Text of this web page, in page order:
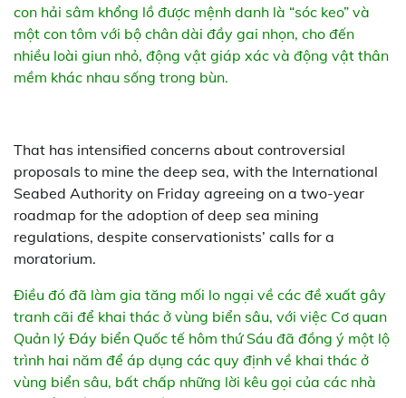
con hải sâm khổng lồ được mệnh danh là “sóc keo” và
một con tôm với bộ chân dài đầy gai nhọn, cho đến
nhiều loài giun nhỏ, động vật giáp xác và động vật thân
mềm khác nhau sống trong bùn.
That has intensified concerns about controversial
proposals to mine the deep sea, with the International
Seabed Authority on Friday agreeing on a two-year
roadmap for the adoption of deep sea mining
regulations, despite conservationists’ calls for a
moratorium.
Điều đó đã làm gia tăng mối lo ngại về các đề xuất gây
tranh cãi để khai thác ở vùng biển sâu, với việc Cơ quan
Quản lý Đáy biển Quốc tế hôm thứ Sáu đã đồng ý một lộ
trình hai năm để áp dụng các quy định về khai thác ở
vùng biển sâu, bất chấp những lời kêu gọi của các nhà